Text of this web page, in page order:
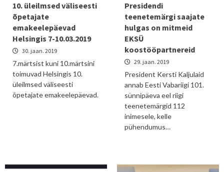
10. üleilmsed väliseesti
õpetajate
emakeelepäevad
Helsingis 7-10.03.2019
30. jaan. 2019
7.märtsist kuni 10.märtsini
toimuvad Helsingis 10.
üleilmsed väliseesti
õpetajate emakeelepäevad.
Presidendi
teenetemärgi saajate
hulgas on mitmeid
EKSÜ
koostööpartnereid
29. jaan. 2019
President Kersti Kaljulaid
annab Eesti Vabariigi 101.
sünnipäeva eel riigi
teenetemärgid 112
inimesele, kelle
pühendumus…